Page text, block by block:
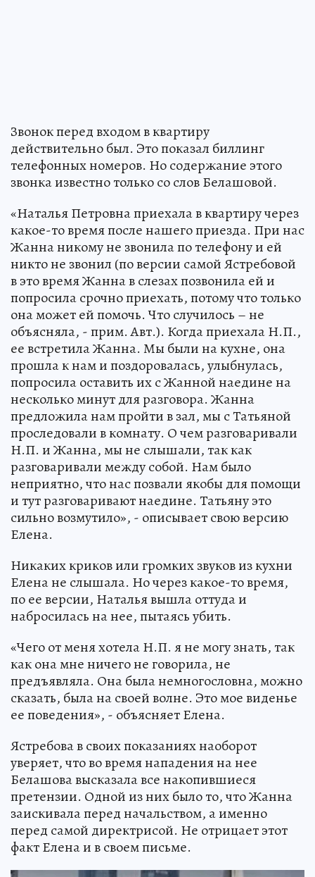
Звонок перед входом в квартиру
действительно был. Это показал биллинг
телефонных номеров. Но содержание этого
звонка известно только со слов Белашовой.
«Наталья Петровна приехала в квартиру через
какое-то время после нашего приезда. При нас
Жанна никому не звонила по телефону и ей
никто не звонил (по версии самой Ястребовой
в это время Жанна в слезах позвонила ей и
попросила срочно приехать, потому что только
она может ей помочь. Что случилось – не
объясняла, - прим. Авт.). Когда приехала Н.П.,
ее встретила Жанна. Мы были на кухне, она
прошла к нам и поздоровалась, улыбнулась,
попросила оставить их с Жанной наедине на
несколько минут для разговора. Жанна
предложила нам пройти в зал, мы с Татьяной
проследовали в комнату. О чем разговаривали
Н.П. и Жанна, мы не слышали, так как
разговаривали между собой. Нам было
неприятно, что нас позвали якобы для помощи
и тут разговаривают наедине. Татьяну это
сильно возмутило», - описывает свою версию
Елена.
Никаких криков или громких звуков из кухни
Елена не слышала. Но через какое-то время,
по ее версии, Наталья вышла оттуда и
набросилась на нее, пытаясь убить.
«Чего от меня хотела Н.П. я не могу знать, так
как она мне ничего не говорила, не
предъявляла. Она была немногословна, можно
сказать, была на своей волне. Это мое виденье
ее поведения», - объясняет Елена.
Ястребова в своих показаниях наоборот
уверяет, что во время нападения на нее
Белашова высказала все накопившиеся
претензии. Одной из них было то, что Жанна
заискивала перед начальством, а именно
перед самой директрисой. Не отрицает этот
факт Елена и в своем письме.